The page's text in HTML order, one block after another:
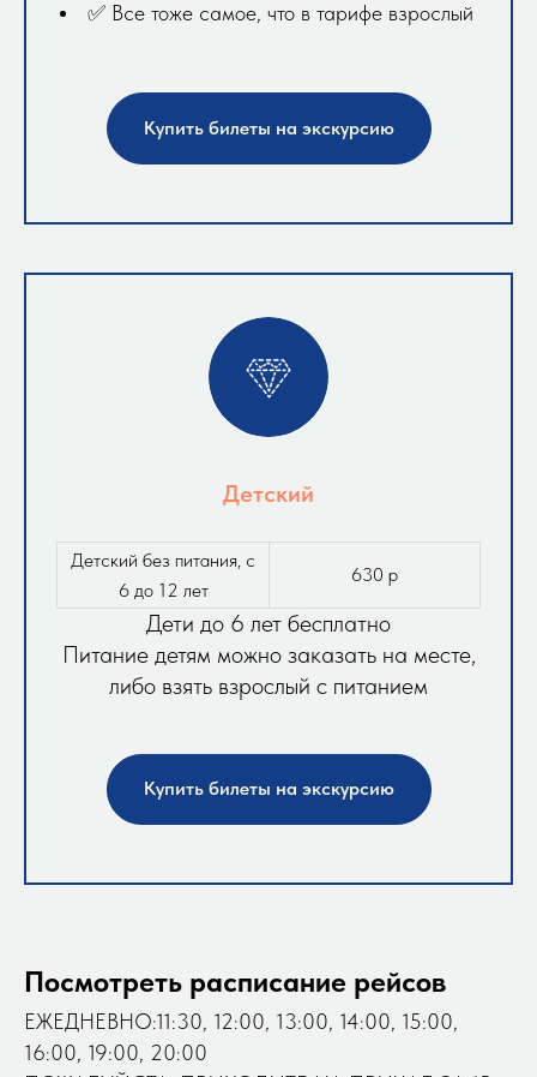
✅ Все тоже самое, что в тарифе взрослый
Купить билеты на экскурсию
Детский
Детский без питания, с
6 до 12 лет
630 р
Дети до 6 лет бесплатно
Питание детям можно заказать на месте,
либо взять взрослый с питанием
Купить билеты на экскурсию
Посмотреть расписание рейсов
ЕЖЕДНЕВНО:11:30, 12:00, 13:00, 14:00, 15:00,
16:00, 19:00, 20:00